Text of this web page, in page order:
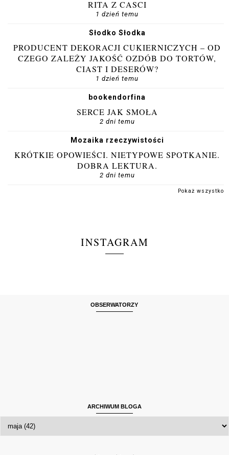
RITA Z CASCI
1 dzień temu
Słodko Słodka
PRODUCENT DEKORACJI CUKIERNICZYCH – OD
CZEGO ZALEŻY JAKOŚĆ OZDÓB DO TORTÓW,
CIAST I DESERÓW?
1 dzień temu
bookendorfina
SERCE JAK SMOŁA
2 dni temu
Mozaika rzeczywistości
KRÓTKIE OPOWIEŚCI. NIETYPOWE SPOTKANIE.
DOBRA LEKTURA.
2 dni temu
Pokaż wszystko
INSTAGRAM
OBSERWATORZY
ARCHIWUM BLOGA